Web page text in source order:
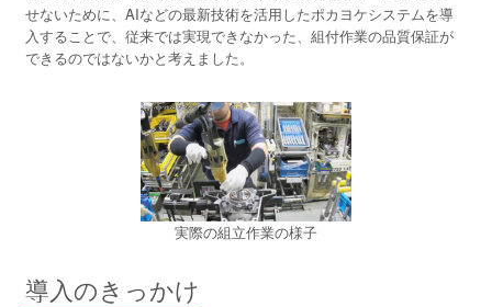
せないために、AIなどの最新技術を活用したポカヨケシステムを導
入することで、従来では実現できなかった、組付作業の品質保証が
できるのではないかと考えました。
実際の組立作業の様子
導入のきっかけ